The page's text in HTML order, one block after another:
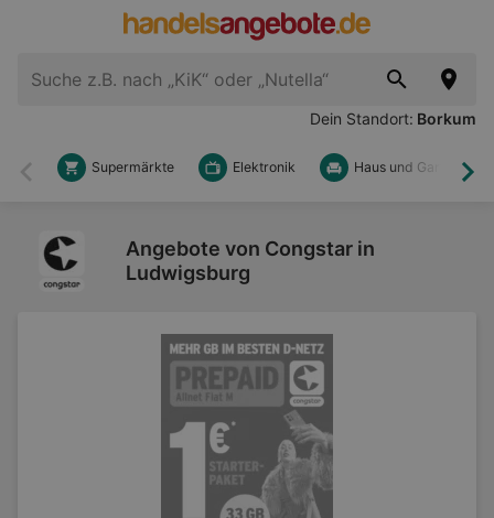
Dein Standort: Borkum
Zurück
Supermärkte Elektronik Haus und Garten
Angebote von Congstar in
Ludwigsburg